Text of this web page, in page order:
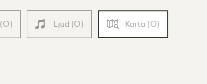
(0) Ljud (0) Karta (0)